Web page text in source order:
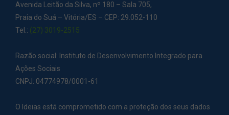
Avenida Leitão da Silva, nº 180 – Sala 705,
Praia do Suá – Vitória/ES – CEP: 29.052-110
Tel.: (27) 3019-2515
Razão social: Instituto de Desenvolvimento Integrado para
Ações Sociais
CNPJ: 04774978/0001-61
O Ideias está comprometido com a proteção dos seus dados